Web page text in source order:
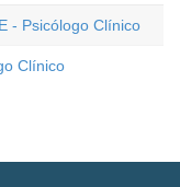
- Psicólogo Clínico
Clínico